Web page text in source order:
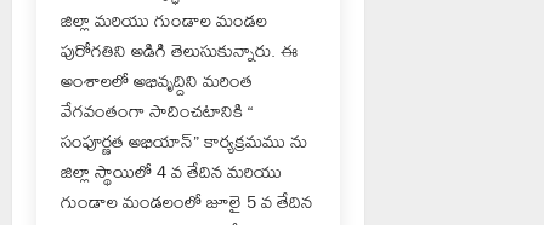
జిల్లా మరియు గుండాల మండల
పురోగతిని అడిగి తెలుసుకున్నారు. ఈ
అంశాలలో అభివృద్దిని మరింత
వేగవంతంగా సాదించటానికి “
సంపూర్ణత అభియాన్” కార్యక్రమము ను
జిల్లా స్థాయిలో 4 వ తేదిన మరియు
గుండాల మండలంలో జూలై 5 వ తేదిన